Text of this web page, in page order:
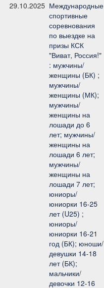
29.10.2025 Международные
спортивные
соревнования
по выездке на
призы КСК
"Виват, Россия!"
: мужчины/
женщины (БК) ;
мужчины/
женщины (МК);
мужчины/
женщины на
лошади до 6
лет; мужчины/
женщины на
лошади 6 лет;
мужчины/
женщины на
лошади 7 лет;
юниоры/
юниорки 16-25
лет (U25) ;
юниоры/
юниорки 16-21
год (БК); юноши/
девушки 14-18
лет (БК);
мальчики/
девочки 12-16